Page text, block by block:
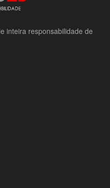
inteira responsabilidade de